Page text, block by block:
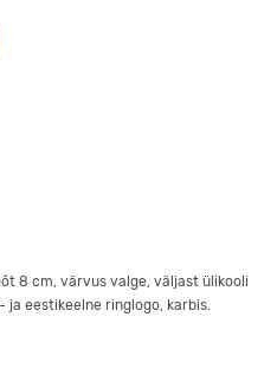
8 cm, värvus valge, väljast ülikooli
ja eestikeelne ringlogo, karbis.